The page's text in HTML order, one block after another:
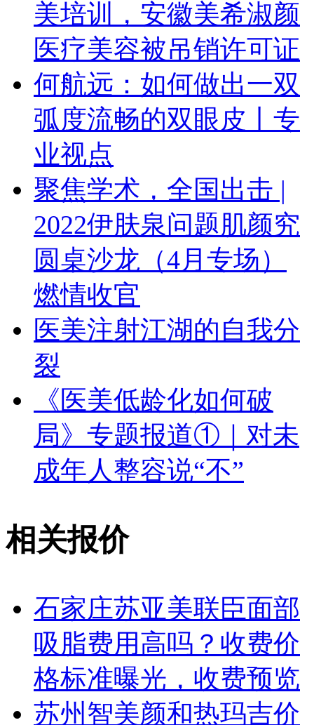
美培训，安徽美希淑颜
医疗美容被吊销许可证
何航远：如何做出一双
弧度流畅的双眼皮丨专
业视点
聚焦学术，全国出击 |
2022伊肤泉问题肌颜究
圆桌沙龙（4月专场）
燃情收官
医美注射江湖的自我分
裂
《医美低龄化如何破
局》专题报道①｜对未
成年人整容说“不”
相关报价
石家庄苏亚美联臣面部
吸脂费用高吗？收费价
格标准曝光，收费预览
苏州智美颜和热玛吉价